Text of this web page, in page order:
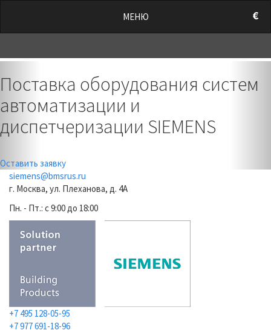
€
МЕНЮ
Поставка оборудования систем
автоматизации и
диспетчеризации SIEMENS
Оставить заявку
siemens@bmsrus.ru
г. Москва, ул. Плеханова, д. 4А
Пн. - Пт.: c 9:00 до 18:00
+7 495 128-05-95
+7 977 691-18-96